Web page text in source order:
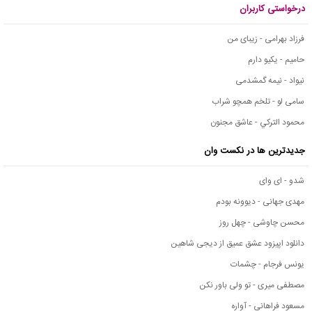
درخواستی کاربران
فرزاد بهرامی - زیبای من
حامیم - یکیو دارم
نیواد - نیمه گمشدمی
سامی لو - تلخم همچو شراب
محمود التركي - عاشق مجنون
جدیدترین ها در نکست وان
شدو - ای وای
مهدی جهانی - دیوونه بودم
محسن چاوشی - چهل روز
دانلود اپیزود عشق عمیق از دیجی شاهین
یونس فرجام - چشمات
مصطفی میری - تو ولی باور نکن
مسعود فراهانی - آواره